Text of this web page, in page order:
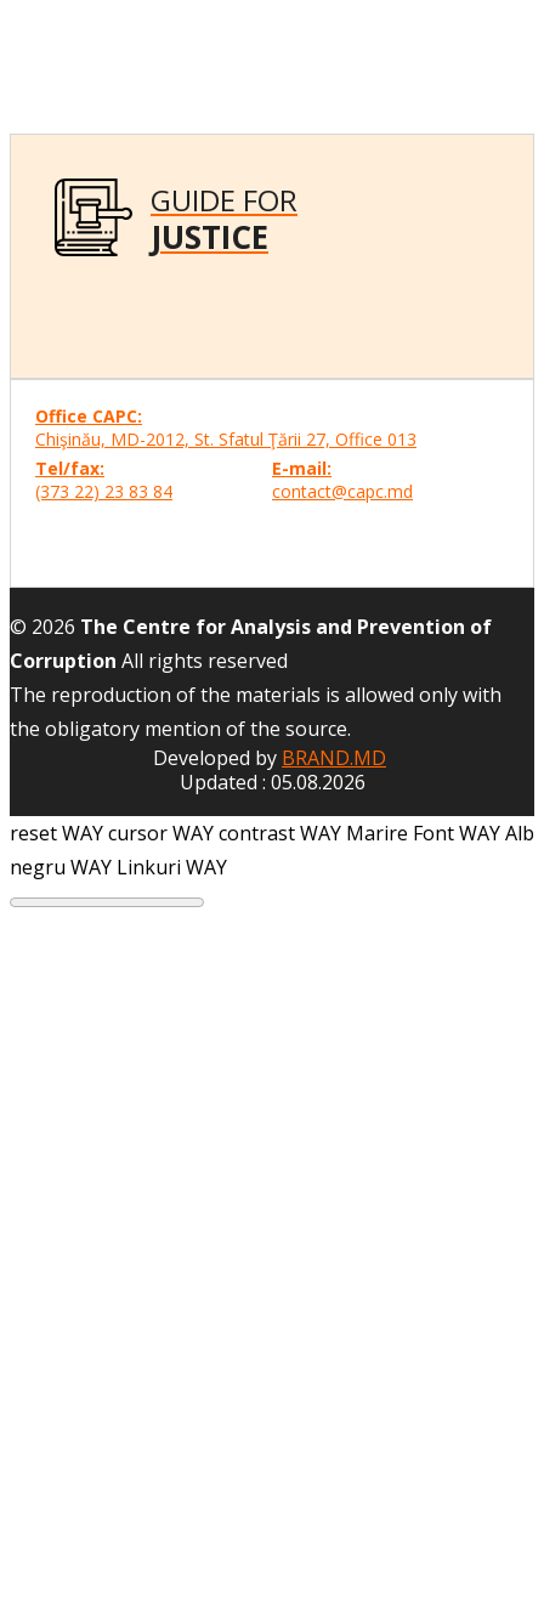
GUIDE FOR
JUSTICE
Office CAPC:
Chişinău, MD-2012, St. Sfatul Ţării 27, Office 013
Tel/fax:
(373 22) 23 83 84
E-mail:
contact@capc.md
© 2026 The Centre for Analysis and Prevention of
Corruption All rights reserved
The reproduction of the materials is allowed only with
the obligatory mention of the source.
Developed by BRAND.MD
Updated : 05.08.2026
reset WAYcursor WAYcontrast WAY Marire Font WAYAlb
negru WAY Linkuri WAY